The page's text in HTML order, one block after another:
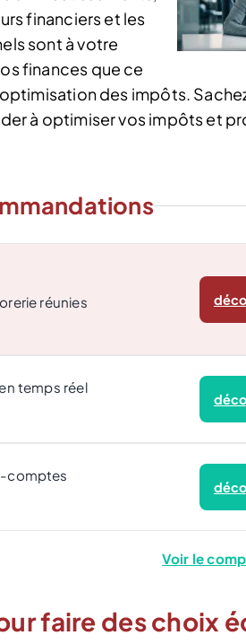
financiers et les
sont à votre
finances que ce
des impôts.
à optimiser vos impôts et
réunies
temps réel
comptes
Voir le
faire des choix